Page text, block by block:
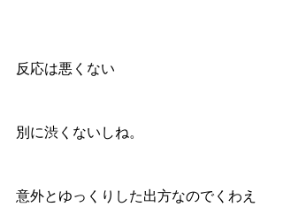
反応は悪くない
別に渋くないしね。
意外とゆっくりした出方なのでくわえ